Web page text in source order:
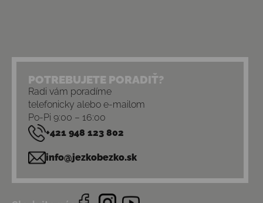
POTREBUJETE PORADIŤ?
Radi vám poradíme
telefonicky alebo e-mailom
Po-Pi 9:00 – 16:00
+421 948 123 802
info@jezkobezko.sk